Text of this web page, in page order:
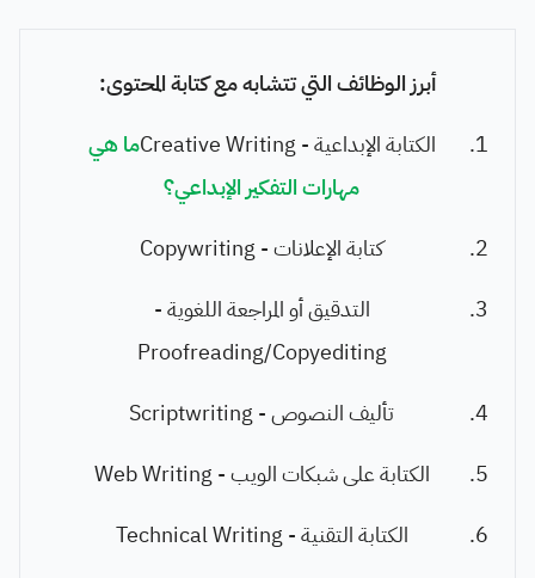
أبرز الوظائف التي تتشابه مع كتابة المحتوى:
الكتابة الإبداعية - Creative Writing
ما هي
مهارات التفكير الإبداعي؟
كتابة الإعلانات - Copywriting
التدقيق أو المراجعة اللغوية -
Proofreading/Copyediting
تأليف النصوص - Scriptwriting
الكتابة على شبكات الويب - Web Writing
الكتابة التقنية - Technical Writing